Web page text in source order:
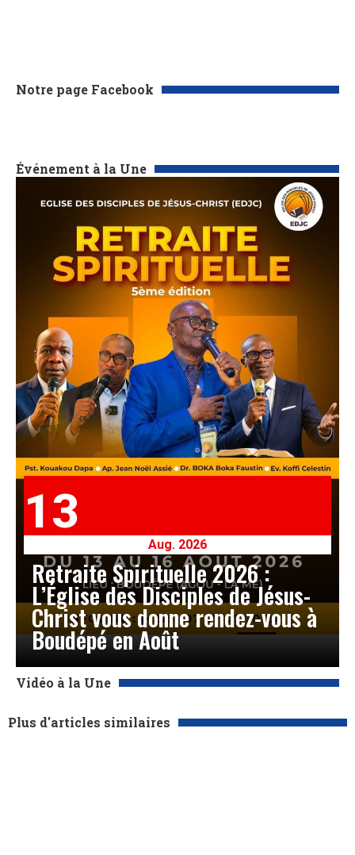
Notre page Facebook
Événement à la Une
13
Aug. 2026
Retraite Spirituelle 2026 :
L’Église des Disciples de Jésus-
Christ vous donne rendez-vous à
Boudépé en Août
Vidéo à la Une
Plus d'articles similaires